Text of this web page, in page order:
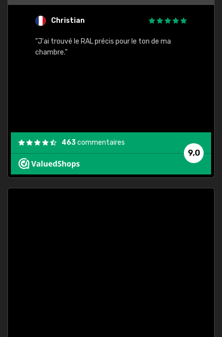
Christian
"J'ai trouvé le RAL précis pour le ton de ma
chambre."
9,0
463commentaires